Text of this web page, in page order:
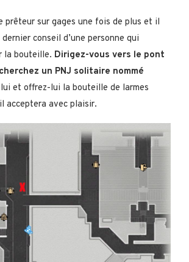
prêteur sur gages une fois de plus et il
conseil d’une personne qui
la bouteille. Dirigez-vous vers le pont
un PNJ solitaire nommé
et offrez-lui la bouteille de larmes
acceptera avec plaisir.